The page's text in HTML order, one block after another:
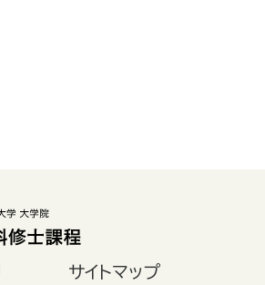
サイトマップ